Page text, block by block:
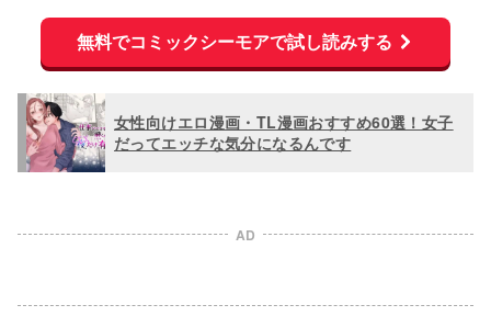
無料でコミックシーモアで試し読みする
女性向けエロ漫画・TL漫画おすすめ60選！女子
だってエッチな気分になるんです
AD